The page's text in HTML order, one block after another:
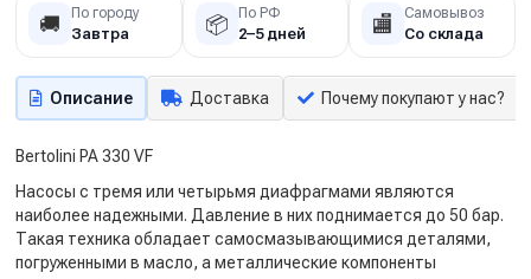
🚚 По городу
Завтра 📦 По РФ
2–5 дней 🏬 Самовывоз
Со склада
Описание Доставка Почему покупают у нас?
Bertolini PA 330 VF
Насосы с тремя или четырьмя диафрагмами являются
наиболее надежными. Давление в них поднимается до 50 бар.
Такая техника обладает самосмазывающимися деталями,
погруженными в масло, а металлические компоненты